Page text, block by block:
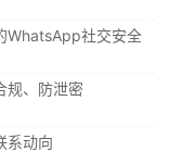
WhatsApp社交安全
规、防泄密
系动向